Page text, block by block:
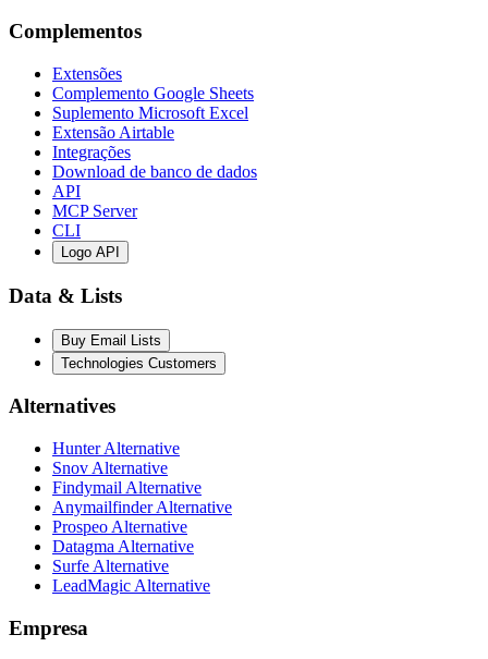
Complementos
Extensões
Complemento Google Sheets
Suplemento Microsoft Excel
Extensão Airtable
Integrações
Download de banco de dados
API
MCP Server
CLI
Logo API
Data & Lists
Buy Email Lists
Technologies Customers
Alternatives
Hunter Alternative
Snov Alternative
Findymail Alternative
Anymailfinder Alternative
Prospeo Alternative
Datagma Alternative
Surfe Alternative
LeadMagic Alternative
Empresa